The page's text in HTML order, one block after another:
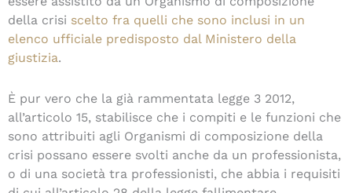
della crisi scelto fra quelli che sono inclusi in un
elenco ufficiale predisposto dal Ministero della
giustizia.
È pur vero che la già rammentata legge 3 2012,
all’articolo 15, stabilisce che i compiti e le funzioni che
sono attribuiti agli Organismi di composizione della
crisi possano essere svolti anche da un professionista,
o di una società tra professionisti, che abbia i requisiti